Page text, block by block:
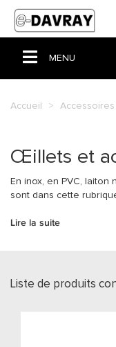
MENU
VOILE D'OMBRAGE
STORE
HOUSSE ET SAC SUR-
Accueil Accessoires
Œillets et
En inox, en PVC,
sont dans cette
Lire la suite
Liste de produits